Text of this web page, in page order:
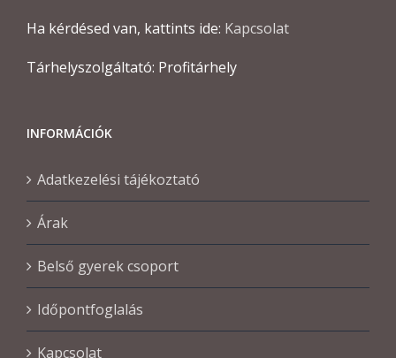
Ha kérdésed van, kattints ide: Kapcsolat
Tárhelyszolgáltató: Profitárhely
INFORMÁCIÓK
Adatkezelési tájékoztató
Árak
Belső gyerek csoport
Időpontfoglalás
Kapcsolat